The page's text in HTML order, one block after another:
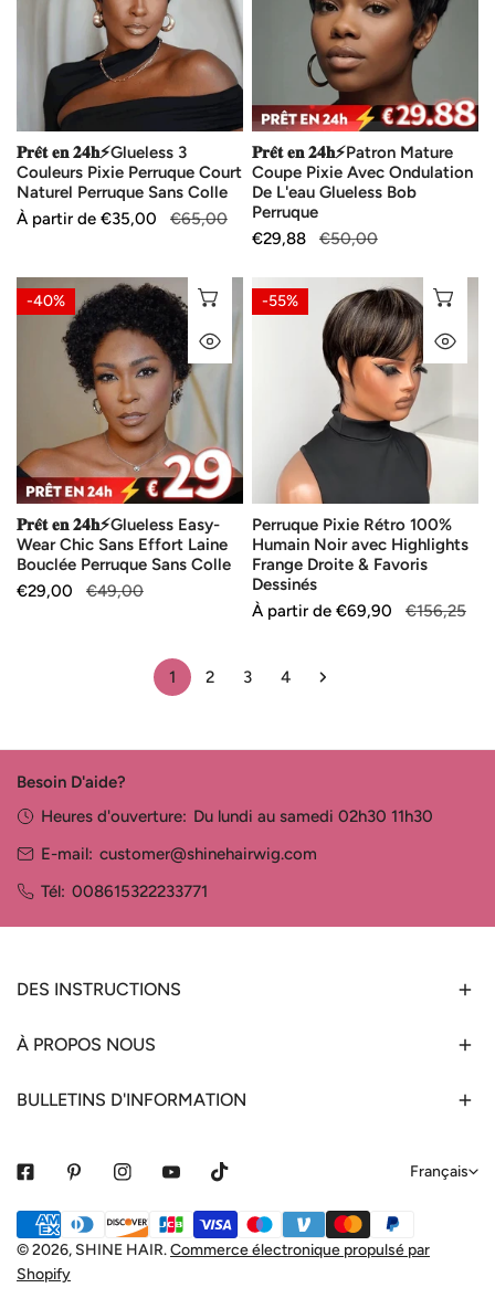
Perruque
Court
Naturel
Perruque
Sans
Colle
𝐏𝐫𝐞̂𝐭 𝐞𝐧 𝟐𝟒𝐡⚡Glueless 3
Couleurs Pixie Perruque Court
Naturel Perruque Sans Colle
Prix
À partir de €35,00
Prix
€65,00
Ondulation
De
L'eau
Glueless
Bob
Perruque
𝐏𝐫𝐞̂𝐭 𝐞𝐧 𝟐𝟒𝐡⚡Patron Mature
Coupe Pixie Avec Ondulation
De L'eau Glueless Bob
Perruque
Prix
vente
€29,88
Prix
€50,00
𝐏𝐫𝐞̂𝐭
𝐞𝐧
𝟐𝟒𝐡⚡Glueless
Sans
Effort
Laine
Bouclée
Perruque
Sans
-40% AJOUTER AU PANIER
APERÇU RAPIDE
𝐏𝐫𝐞̂𝐭 𝐞𝐧 𝟐𝟒𝐡⚡Glueless Easy-
Wear Chic Sans Effort Laine
Bouclée Perruque Sans Colle
Prix
€29,00
Prix
€49,00
Perruque
Pixie
Highlights
Frange
Droite
&
Favoris
Dessinés
-55%
Perruque Pixie Rétro 100%
Humain Noir avec Highlights
Frange Droite & Favoris
Dessinés
Prix
À partir de €69,90
Prix
€156,25
1 2 3 4
Besoin D'aide?
Heures d'ouverture: Du lundi au samedi 02h30 11h30
E-mail: customer@shinehairwig.com
Tél: 008615322233771
DES INSTRUCTIONS
À PROPOS NOUS
BULLETINS D'INFORMATION
L
n
Français
© 2026, SHINE HAIR.Commerce électronique propulsé par
Shopify
Méthodes
de
payement